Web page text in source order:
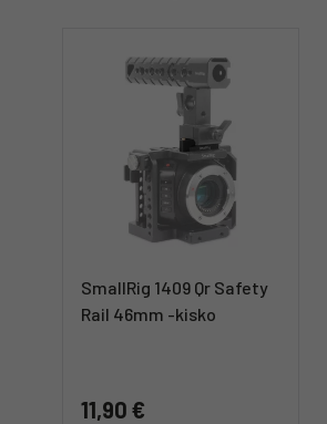
SmallRig 1409 Qr Safety
Rail 46mm -kisko
11,90 €